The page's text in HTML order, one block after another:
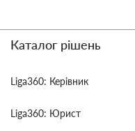
Каталог рішень
Liga360: Керівник
Liga360: Юрист